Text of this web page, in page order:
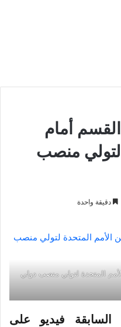
أمام
لتولي منصب
دقيقة واحدة
المتحدة لتولي منصب دولي
السابقة فيديو على